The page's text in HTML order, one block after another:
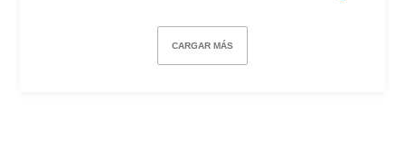
CARGAR MÁS